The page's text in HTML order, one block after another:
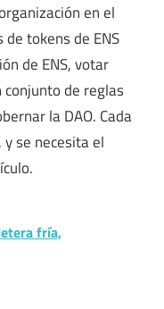
en el
tokens de ENS
de ENS, votar
conjunto de reglas
la DAO. Cada
se necesita el
fría,